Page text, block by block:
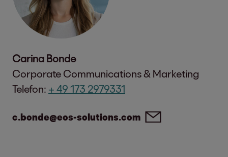
Carina Bonde
Corporate Communications & Marketing
Telefon: + 49 173 2979331
c.bonde@eos-solutions.com